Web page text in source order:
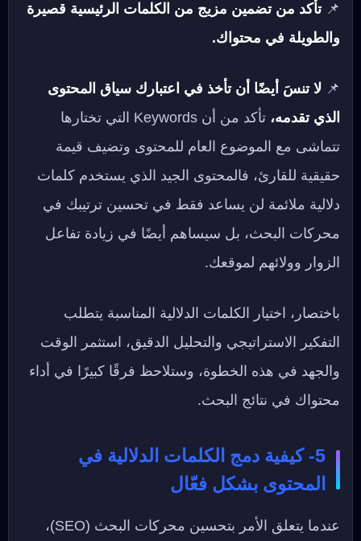
📌تأكد من تضمين مزيج من الكلمات الرئيسية قصيرة
والطويلة في محتواك.
📌 لا تنسَ أيضًا أن تأخذ في اعتبارك سياق المحتوى
الذي تقدمه،
تأكد من أن Keywords التي تختارها
تتماشى مع الموضوع العام للمحتوى وتضيف قيمة
حقيقية للقارئ، فالمحتوى الجيد الذي يستخدم كلمات
دلالية ملائمة لن يساعد فقط في تحسين ترتيبك في
محركات البحث، بل سيساهم أيضًا في زيادة تفاعل
الزوار وولائهم لموقعك.
باختصار، اختيار الكلمات الدلالية المناسبة يتطلب
التفكير الاستراتيجي والتحليل الدقيق، استثمر الوقت
والجهد في هذه الخطوة، وستلاحظ فرقًا كبيرًا في أداء
محتواك في نتائج البحث.
5- كيفية دمج الكلمات الدلالية في
المحتوى بشكل فعّال
عندما يتعلق الأمر بتحسين محركات البحث (SEO)،